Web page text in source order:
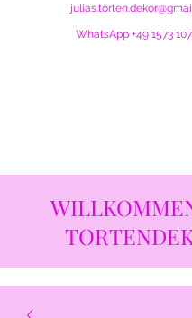
WhatsApp +49 1573